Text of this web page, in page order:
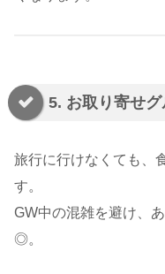
5. お取り寄せ
旅行に行けなくても、
す。
GW中の混雑を避け、
◎。